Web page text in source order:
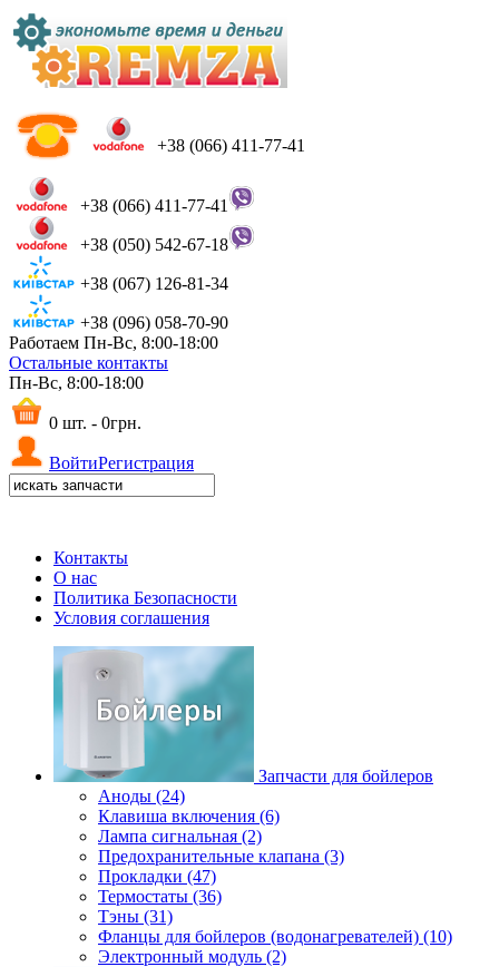
+38 (066) 411-77-41
+38 (066) 411-77-41
+38 (050) 542-67-18
+38 (067) 126-81-34
+38 (096) 058-70-90
Работаем Пн-Вс, 8:00-18:00
Остальные контакты
Пн-Вс, 8:00-18:00
0 шт. - 0грн.
ВойтиРегистрация
Контакты
О нас
Политика Безопасности
Условия соглашения
Запчасти для бойлеров
Аноды (24)
Клавиша включения (6)
Лампа сигнальная (2)
Предохранительные клапана (3)
Прокладки (47)
Термостаты (36)
Тэны (31)
Фланцы для бойлеров (водонагревателей) (10)
Электронный модуль (2)